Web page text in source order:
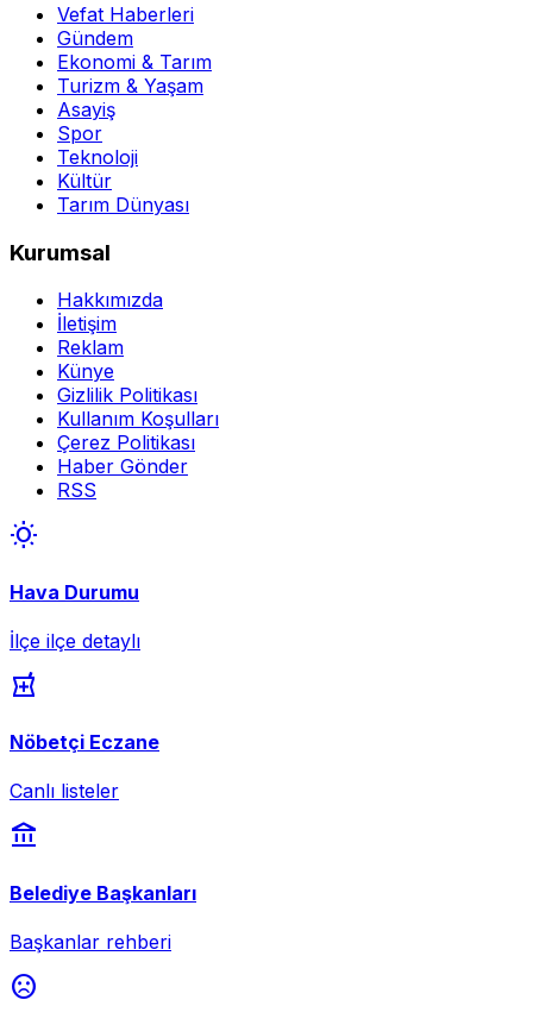
Vefat Haberleri
Gündem
Ekonomi & Tarım
Turizm & Yaşam
Asayiş
Spor
Teknoloji
Kültür
Tarım Dünyası
Kurumsal
Hakkımızda
İletişim
Reklam
Künye
Gizlilik Politikası
Kullanım Koşulları
Çerez Politikası
Haber Gönder
RSS
wb_sunny
Hava Durumu
İlçe ilçe detaylı
local_pharmacy
Nöbetçi Eczane
Canlı listeler
account_balance
Belediye Başkanları
Başkanlar rehberi
sentiment_dissatisfied